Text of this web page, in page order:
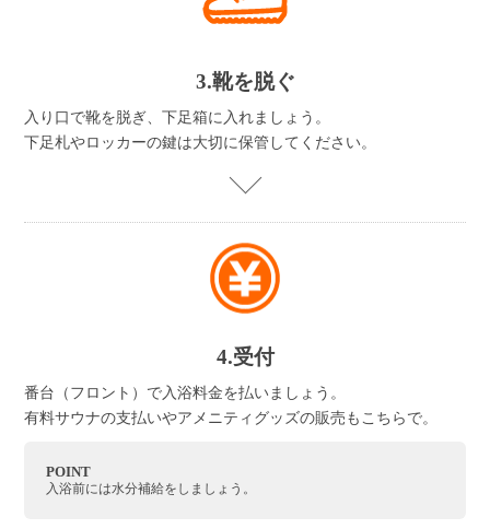
3.靴を脱ぐ
入り口で靴を脱ぎ、下足箱に入れましょう。
下足札やロッカーの鍵は大切に保管してください。
4.受付
番台（フロント）で入浴料金を払いましょう。
有料サウナの支払いやアメニティグッズの販売もこちらで。
POINT
入浴前には水分補給をしましょう。